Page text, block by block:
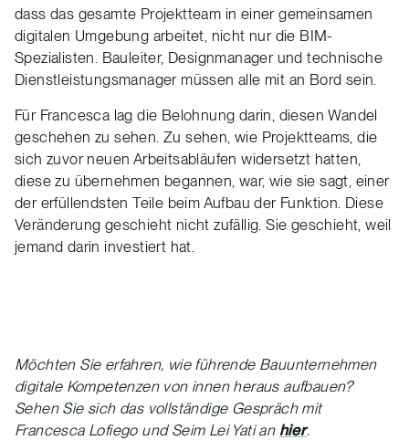
dass das gesamte Projektteam in einer gemeinsamen
digitalen Umgebung arbeitet, nicht nur die BIM-
Spezialisten. Bauleiter, Designmanager und technische
Dienstleistungsmanager müssen alle mit an Bord sein.
Für Francesca lag die Belohnung darin, diesen Wandel
geschehen zu sehen. Zu sehen, wie Projektteams, die
sich zuvor neuen Arbeitsabläufen widersetzt hatten,
diese zu übernehmen begannen, war, wie sie sagt, einer
der erfüllendsten Teile beim Aufbau der Funktion. Diese
Veränderung geschieht nicht zufällig. Sie geschieht, weil
jemand darin investiert hat.
Möchten Sie erfahren, wie führende Bauunternehmen
digitale Kompetenzen von innen heraus aufbauen?
Sehen Sie sich das vollständige Gespräch mit
Francesca Lofiego und Seim Lei Yati an hier.